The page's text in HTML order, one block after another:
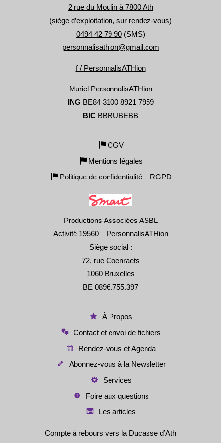
2 rue du Moulin à 7800 Ath
(siège d’exploitation, sur rendez-vous)
0494 42 79 90(SMS)
personnalisathion@gmail.com
f / PersonnalisATHion
Muriel PersonnalisATHion
ING BE84 3100 8921 7959
BIC BBRUBEBB
CGV
Mentions légales
Politique de confidentialité – RGPD
Productions Associées ASBL
Activité 19560 – PersonnalisATHion
Siège social :
72, rue Coenraets
1060 Bruxelles
BE 0896.755.397
À Propos
Contact et envoi de fichiers
Rendez-vous et Agenda
Abonnez-vous à la Newsletter
Services
Foire aux questions
Les articles
Compte à rebours vers la Ducasse d’Ath